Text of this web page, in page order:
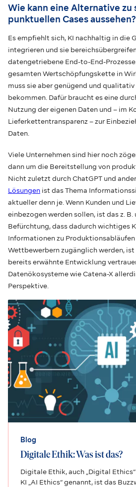
Wie kann eine Alternative zu
punktuellen Cases aussehen?
Es empfiehlt sich, KI nachhaltig in die
integrieren und sie
datengetriebene End-to-End-
gesamten Wertschöpfungskette in
muss sie aber genügend und
bekommen. Dafür braucht es eine
Nutzung der eigenen Daten und – im
Lieferkettentransparenz – zur
Daten.
Viele Unternehmen sind hier noch
dann um die Bereitstellung von
Nicht zuletzt durch ChatGPT und
Lösungen ist das Thema
aktueller denn je. Wenn Kunden und
einbezogen werden sollen, ist das z. B.
Befürchtung, dass dadurch wichtiges
Informationen zu
Wettbewerbern zugänglich werden,
bereits erwähnte Entwicklung
Datenökosysteme wie Catena-X
Perspektive.
Blog
Digitale Ethik: Was ist das?
Digitale Ethik, auch „Digital
KI „AI Ethics“ genannt, ist das